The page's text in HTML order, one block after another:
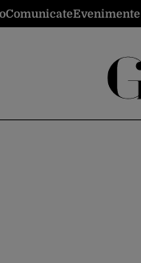
ComunicateEvenimente